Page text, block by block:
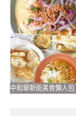
中和華新街美食懶人